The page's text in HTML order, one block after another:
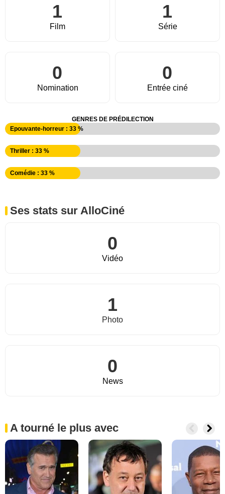
1
Film
1
Série
0
Nomination
0
Entrée ciné
GENRES DE PRÉDILECTION
Epouvante-horreur : 33 %
Thriller : 33 %
Comédie : 33 %
Ses stats sur AlloCiné
0
Vidéo
1
Photo
0
News
A tourné le plus avec